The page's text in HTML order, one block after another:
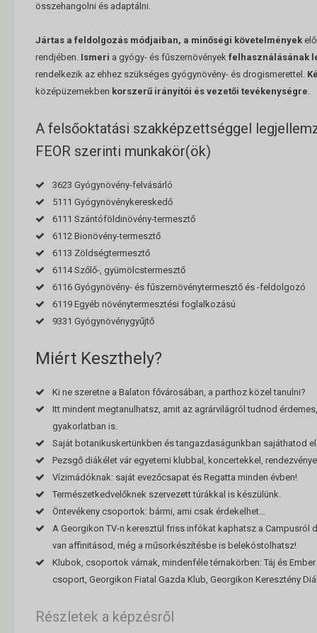
összehangolni és adaptálni.
Jártas a feldolgozás módjaiban, a minőségi követelmények
rendjében. Ismeri a gyógy- és fűszernövények felhasználásának
rendelkezik az ehhez szükséges gyógynövény- és drogismerettel.
középüzemekben korszerű irányítói és vezetői tevékenységre.
A felsőoktatási szakképzettséggel
FEOR szerinti munkakör(ök)
3623 Gyógynövény-felvásárló
5111 Gyógynövénykereskedő
6111 Szántóföldinövény-termesztő
6112 Bionövény-termesztő
6113 Zöldségtermesztő
6114 Szőlő-, gyümölcstermesztő
6116 Gyógynövény- és fűszernövénytermesztő és -feldolgozó
6119 Egyéb növénytermesztési foglalkozású
9331 Gyógynövénygyűjtő
Miért Keszthely?
Ki ne szeretne a Balaton fővárosában, a parthoz közel tanulni?
Itt mindent megtanulhatsz, amit az agrárvilágról tudnod
gyakorlatban is.
Saját botanikuskertünkben és tangazdaságunkban sajáthatod
Pezsgő diákélet vár egyetemi klubbal, koncertekkel,
Vízimádóknak: saját evezőcsapat és Regatta minden évben!
Természetkedvelőknek szervezett túrákkal is készülünk.
Öntevékeny csoportok: bármi, ami csak érdekelhet…
A Georgikon TV-n keresztül friss infókat kaphatsz a Campusról
van affinitásod, még a műsorkészítésbe is belekóstolhatsz!
Klubok, csoportok várnak, mindenféle témakörben: Táj és
csoport, Georgikon Fiatal Gazda Klub, Georgikon Keresztény
Részletek a képzésről